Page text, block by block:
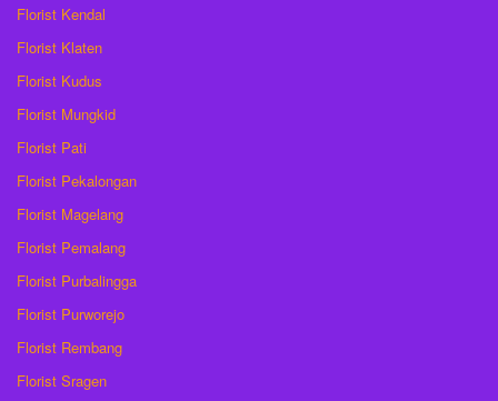
Florist Kendal
Florist Klaten
Florist Kudus
Florist Mungkid
Florist Pati
Florist Pekalongan
Florist Magelang
Florist Pemalang
Florist Purbalingga
Florist Purworejo
Florist Rembang
Florist Sragen